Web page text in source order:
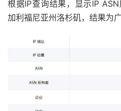
根据IP查询结果，显示IP
加利福尼亚州洛杉矶，结果为广